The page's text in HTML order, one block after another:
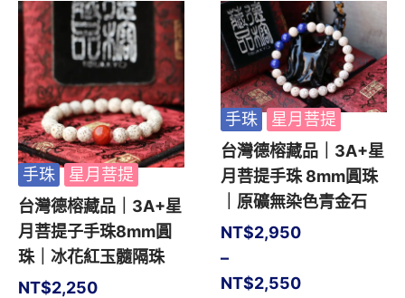
手珠
星月菩提
台灣德榕藏品｜3A+星
月菩提子手珠8mm圓
珠｜冰花紅玉髓隔珠
NT$2,250
手珠
星月菩提
台灣德榕藏品｜3A+星
月菩提手珠 8mm圓珠
｜原礦無染色青金石
NT$2,550
–
NT$2,950